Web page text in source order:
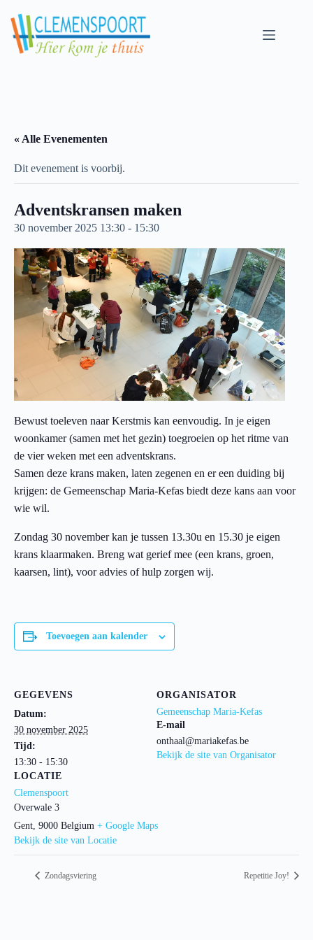
content
« Alle Evenementen
Dit evenement is voorbij.
Adventskransen maken
30 november 2025 13:30 - 15:30
Bewust toeleven naar Kerstmis kan eenvoudig. In je eigen
woonkamer (samen met het gezin) toegroeien op het ritme van
de vier weken met een adventskrans.
Samen deze krans maken, laten zegenen en er een duiding bij
krijgen: de Gemeenschap Maria-Kefas biedt deze kans aan voor
wie wil.
Zondag 30 november kan je tussen 13.30u en 15.30 je eigen
krans klaarmaken. Breng wat gerief mee (een krans, groen,
kaarsen, lint), voor advies of hulp zorgen wij.
Toevoegen aan kalender
GEGEVENS
Datum:
30 november 2025
Tijd:
13:30 - 15:30
LOCATIE
Clemenspoort
Overwale 3
Gent, 9000 Belgium + Google Maps
Bekijk de site van Locatie
ORGANISATOR
Gemeenschap Maria-Kefas
E-mail
onthaal@mariakefas.be
Bekijk de site van Organisator
Zondagsviering Repetitie Joy!